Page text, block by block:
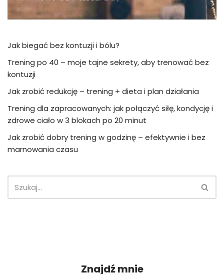
Jak biegać bez kontuzji i bólu?
Trening po 40 – moje tajne sekrety, aby trenować bez
kontuzji
Jak zrobić redukcję – trening + dieta i plan działania
Trening dla zapracowanych: jak połączyć siłę, kondycję i
zdrowe ciało w 3 blokach po 20 minut
Jak zrobić dobry trening w godzinę – efektywnie i bez
marnowania czasu
Znajdź mnie